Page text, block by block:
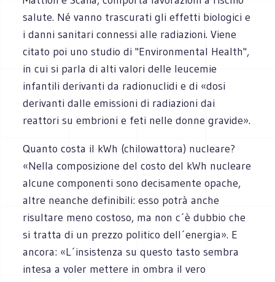
salute. Né vanno trascurati gli effetti biologici e
i danni sanitari connessi alle radiazioni. Viene
citato poi uno studio di "Environmental Health",
in cui si parla di alti valori delle leucemie
infantili derivanti da radionuclidi e di «dosi
derivanti dalle emissioni di radiazioni dai
reattori su embrioni e feti nelle donne gravide».
Quanto costa il kWh (chilowattora) nucleare?
«Nella composizione del costo del kWh nucleare
alcune componenti sono decisamente opache,
altre neanche definibili: esso potrà anche
risultare meno costoso, ma non c´è dubbio che
si tratta di un prezzo politico dell´energia». E
ancora: «L´insistenza su questo tasto sembra
intesa a voler mettere in ombra il vero